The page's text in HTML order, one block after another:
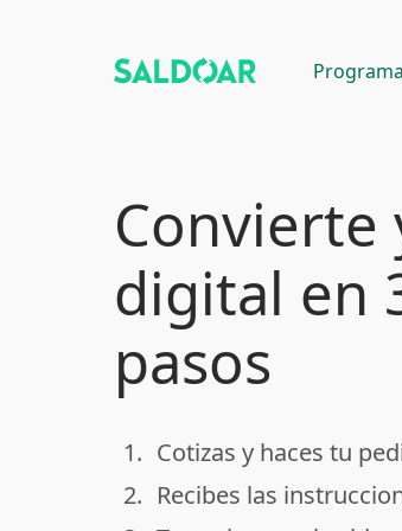
Convierte
digital en
pasos
done
1. Cotizas y haces tu
done
2. Recibes las